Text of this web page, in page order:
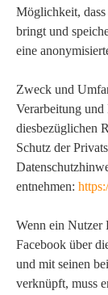
Möglichkeit,
bringt und
eine
Zweck und
Verarbeitung
diesbezüglichen
Schutz der
entnehmen:
Wenn ein Nutzer
Facebook über
und mit seinen
verknüpft, muss